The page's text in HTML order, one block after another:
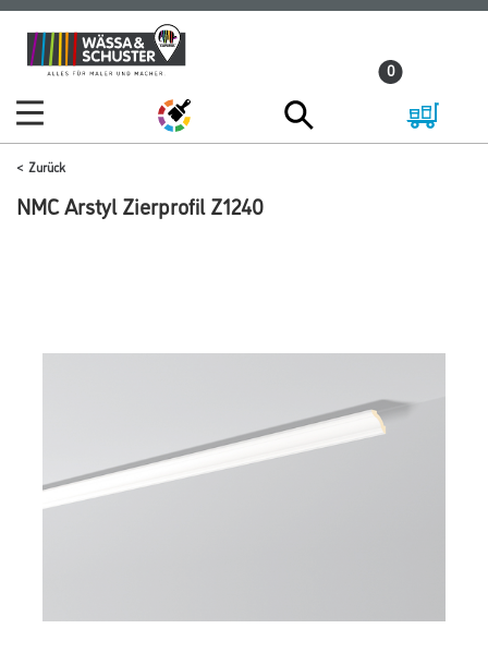
Zum
Inhalt
Zum
Navigationsmenü
0
Zurück
NMC Arstyl Zierprofil Z1240